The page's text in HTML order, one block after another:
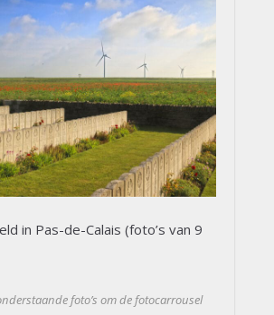
in Pas-de-Calais (foto’s van 9
foto’s om de fotocarrousel